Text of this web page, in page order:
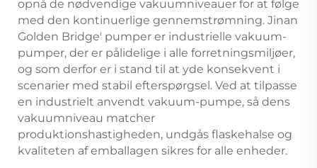
opnå de nødvendige vakuumniveauer for at følge
med den kontinuerlige gennemstrømning. Jinan
Golden Bridge' pumper er industrielle vakuum-
pumper, der er pålidelige i alle forretningsmiljøer,
og som derfor er i stand til at yde konsekvent i
scenarier med stabil efterspørgsel. Ved at tilpasse
en industrielt anvendt vakuum-pumpe, så dens
vakuumniveau matcher
produktionshastigheden, undgås flaskehalse og
kvaliteten af emballagen sikres for alle enheder.